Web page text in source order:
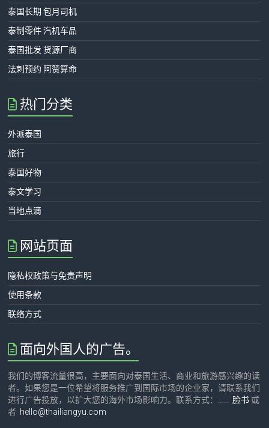
泰国长期 包月司机
泰制零件 汽机车品
泰国批发 货源厂商
法刺预约 阿赞算命
热门分类
外派泰国
旅行
泰国好物
泰文学习
当地点滴
网站页面
隐私权政策与免责声明
使用条款
联络方式
面向外国人的广告。
我们的博客流量很高，主要面向对泰国生活、商业和旅游感兴趣的读
者。如果您是一位希望将服务推广到国际市场的企业家，请联系我们
进行广告投放，以扩大您的海外市场影响力。联系方式：…… 脸书 或
者 hello@thailiangyu.com